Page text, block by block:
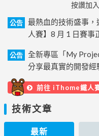
按讚加
公告
最熱血的技術盛事
人賽】8 月 1 日賽事
公告
全新專區「My
分享最真實的開發經
前往 iThome鐵人
技術文章
最新